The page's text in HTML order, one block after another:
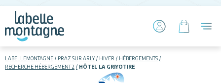
LABELLEMONTAGNE PRAZ SUR ARLY HIVER
HÉBERGEMENTS
RECHERCHE HÉBERGEMENT 2
HÔTEL LA GRIYOTIRE